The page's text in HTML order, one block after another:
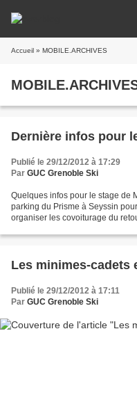
Accueil » MOBILE.ARCHIVES
Dernière infos pour
Publié le 29/12/2012 à 17:29
Par GUC Grenoble Ski
Quelques infos pour le stage de
parking du Prisme à Seyssin
organiser les covoiturage du
Les minimes-cadets
Publié le 29/12/2012 à 17:11
Par GUC Grenoble Ski